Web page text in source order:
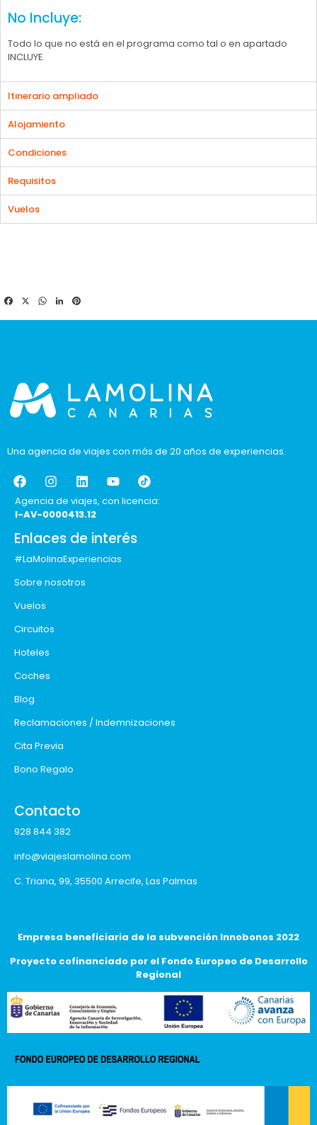
No Incluye:
Todo lo que no está en el programa como tal o en apartado
INCLUYE.
Itinerario ampliado
Alojamiento
Condiciones
Requisitos
Vuelos
FacebookWhatsApp
LinkedIn
Una agencia de viajes con más de 20 años de experiencias.
Agencia de viajes, con licencia:
I-AV-0000413.12
Enlaces de interés
#LaMolinaExperiencias
Sobre nosotros
Vuelos
Circuitos
Hoteles
Coches
Blog
Reclamaciones / Indemnizaciones
Cita Previa
Bono Regalo
Contacto
928 844 382
info@viajeslamolina.com
C. Triana, 99, 35500 Arrecife, Las Palmas
Empresa beneficiaria de la subvención Innobonos 2022
Proyecto cofinanciado por el Fondo Europeo de Desarrollo
Regional